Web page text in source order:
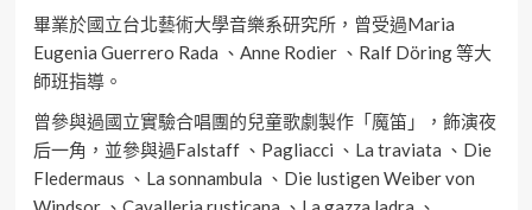
畢業於國立台北藝術大學音樂系研究所，曾受過Maria
Eugenia Guerrero Rada 、Anne Rodier 、Ralf Döring 等大
師班指導。
曾參與過國立實驗合唱團的兒童歌劇製作「魔笛」，飾演夜
后一角，並參與過Falstaff 、Pagliacci 、La traviata 、Die
Fledermaus 、La sonnambula 、Die lustigen Weiber von